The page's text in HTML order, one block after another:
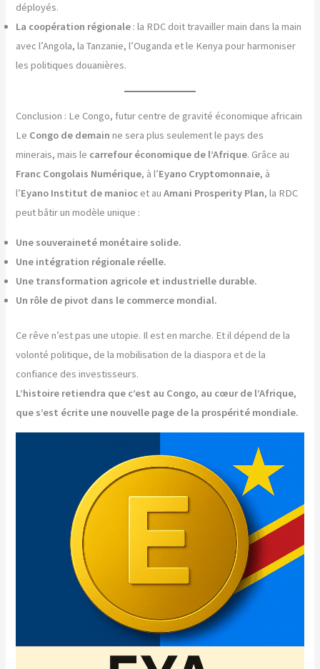
déployés.
La coopération régionale : la RDC doit travailler main dans la main
avec l’Angola, la Tanzanie, l’Ouganda et le Kenya pour harmoniser
les politiques douanières.
Conclusion : Le Congo, futur centre de gravité économique africain
Le Congo de demain ne sera plus seulement le pays des
minerais, mais le carrefour économique de l’Afrique. Grâce au
Franc Congolais Numérique, à l’Eyano Cryptomonnaie, à
l’Eyano Institut de manioc et auAmani Prosperity Plan, la RDC
peut bâtir un modèle unique :
Une souveraineté monétaire solide.
Une intégration régionale réelle.
Une transformation agricole et industrielle durable.
Un rôle de pivot dans le commerce mondial.
Ce rêve n’est pas une utopie. Il est en marche. Et il dépend de la
volonté politique, de la mobilisation de la diaspora et de la
confiance des investisseurs.
L’histoire retiendra que c’est au Congo, au cœur de l’Afrique,
que s’est écrite une nouvelle page de la prospérité mondiale.